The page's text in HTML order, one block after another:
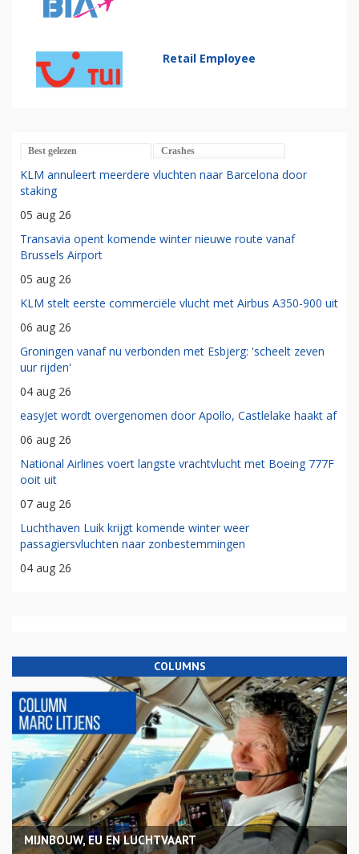
Retail Employee
Best gelezen Crashes
KLM annuleert meerdere vluchten naar Barcelona door
staking
05 aug 26
Transavia opent komende winter nieuwe route vanaf
Brussels Airport
05 aug 26
KLM stelt eerste commerciële vlucht met Airbus A350-900 uit
06 aug 26
Groningen vanaf nu verbonden met Esbjerg: 'scheelt zeven
uur rijden'
04 aug 26
easyJet wordt overgenomen door Apollo, Castlelake haakt af
06 aug 26
National Airlines voert langste vrachtvlucht met Boeing 777F
ooit uit
07 aug 26
Luchthaven Luik krijgt komende winter weer
passagiersvluchten naar zonbestemmingen
04 aug 26
COLUMNS
MIJNBOUW, EU EN LUCHTVAART